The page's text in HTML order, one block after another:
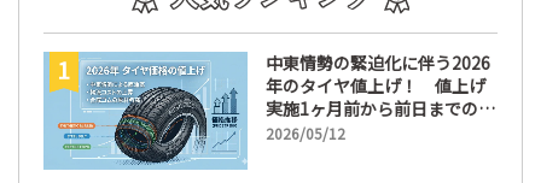
中東情勢の緊迫化に伴う2026
年のタイヤ値上げ！ 値上げ
実施1ヶ月前から前日までの期
間が販売において極めて重要
2026/05/12